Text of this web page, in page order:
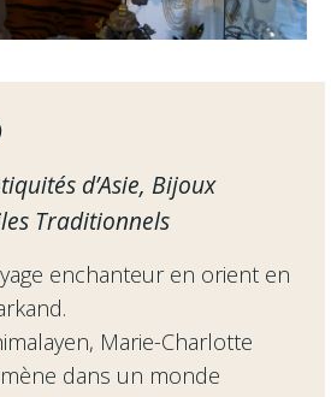
d’Asie, Bijoux
Traditionnels
enchanteur en orient en
Marie-Charlotte
dans un monde